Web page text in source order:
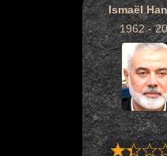
Ismaël
1962 -